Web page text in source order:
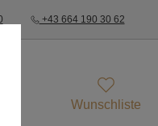
+43 664 190 30 62
Wunschliste